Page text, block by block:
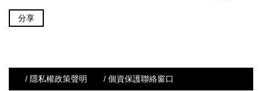
分享
/ 隱私權政策聲明
/ 個資保護聯絡窗口